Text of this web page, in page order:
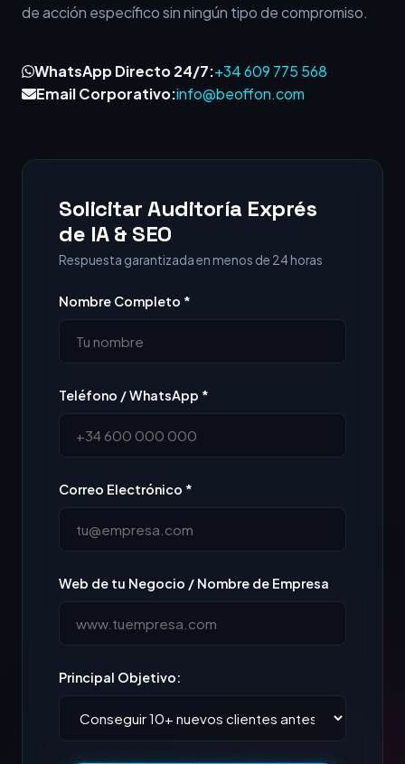
de acción específico sin ningún tipo de compromiso.
WhatsApp Directo 24/7:+34 609 775 568
Email Corporativo:info@beoffon.com
Solicitar Auditoría Exprés
de IA & SEO
Respuesta garantizada en menos de 24 horas
Nombre Completo *
Teléfono / WhatsApp *
Correo Electrónico *
Web de tu Negocio / Nombre de Empresa
Principal Objetivo: